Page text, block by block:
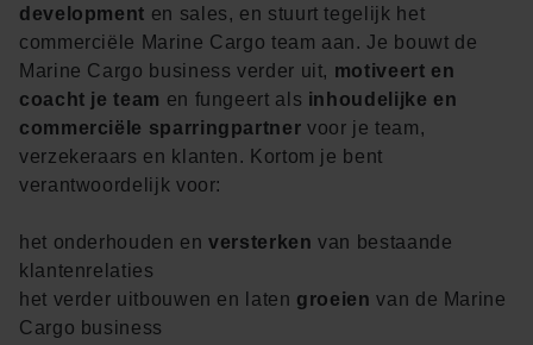
development en sales, en stuurt tegelijk het
commerciële Marine Cargo team aan. Je bouwt de
Marine Cargo business verder uit, motiveert en
coacht je team en fungeert als inhoudelijke en
commerciële sparringpartner voor je team,
verzekeraars en klanten. Kortom je bent
verantwoordelijk voor:
het onderhouden en versterken van bestaande
klantenrelaties
het verder uitbouwen en laten groeien van de Marine
Cargo business